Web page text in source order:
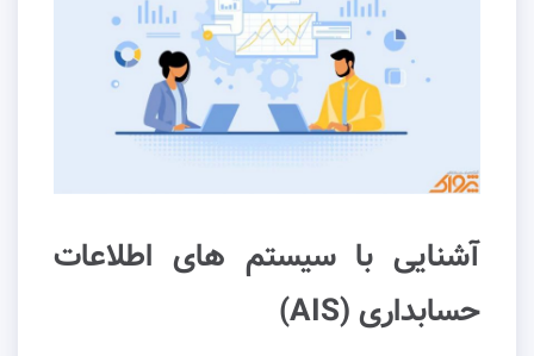
آشنایی با سیستم های اطلاعات
حسابداری (AIS)